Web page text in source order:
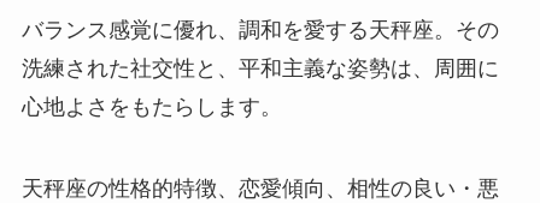
バランス感覚に優れ、調和を愛する天秤座。その
洗練された社交性と、平和主義な姿勢は、周囲に
心地よさをもたらします。
天秤座の性格的特徴、恋愛傾向、相性の良い・悪